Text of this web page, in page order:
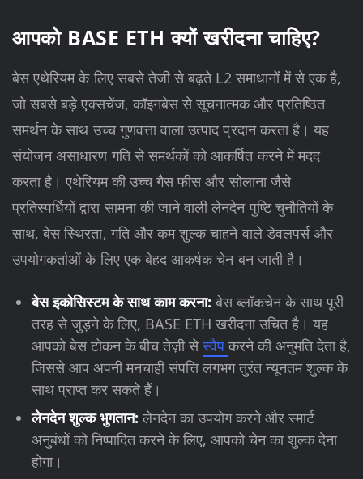
आपको BASE ETH क्यों खरीदना चाहिए?
बेस एथेरियम के लिए सबसे तेजी से बढ़ते L2 समाधानों में से एक है,
जो सबसे बड़े एक्सचेंज, कॉइनबेस से सूचनात्मक और प्रतिष्ठित
समर्थन के साथ उच्च गुणवत्ता वाला उत्पाद प्रदान करता है। यह
संयोजन असाधारण गति से समर्थकों को आकर्षित करने में मदद
करता है। एथेरियम की उच्च गैस फीस और सोलाना जैसे
प्रतिस्पर्धियों द्वारा सामना की जाने वाली लेनदेन पुष्टि चुनौतियों के
साथ, बेस स्थिरता, गति और कम शुल्क चाहने वाले डेवलपर्स और
उपयोगकर्ताओं के लिए एक बेहद आकर्षक चेन बन जाती है।
बेस इकोसिस्टम के साथ काम करना:बेस ब्लॉकचेन के साथ पूरी
तरह से जुड़ने के लिए, BASE ETH खरीदना उचित है। यह
आपको बेस टोकन के बीच तेज़ी सेस्वैपकरने की अनुमति देता है,
जिससे आप अपनी मनचाही संपत्ति लगभग तुरंत न्यूनतम शुल्क के
साथ प्राप्त कर सकते हैं।
लेनदेन शुल्क भुगतान:लेनदेन का उपयोग करने और स्मार्ट
अनुबंधों को निष्पादित करने के लिए, आपको चेन का शुल्क देना
होगा।